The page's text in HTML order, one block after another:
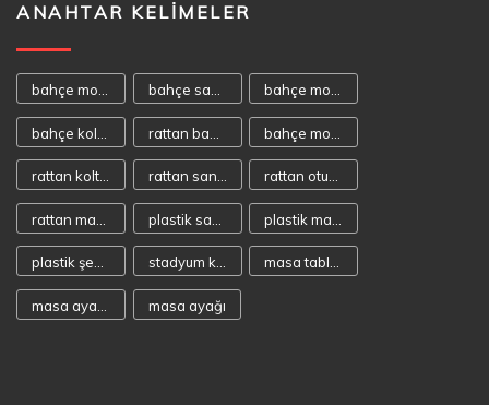
ANAHTAR KELIMELER
bahçe mobilyası bahçe sandalyeleri bahçe mobilyaları
rattan koltuk rattan sandalye rattan oturma takımı
plastik şezlong stadyum koltuğu masa tablaları
masa ayağı